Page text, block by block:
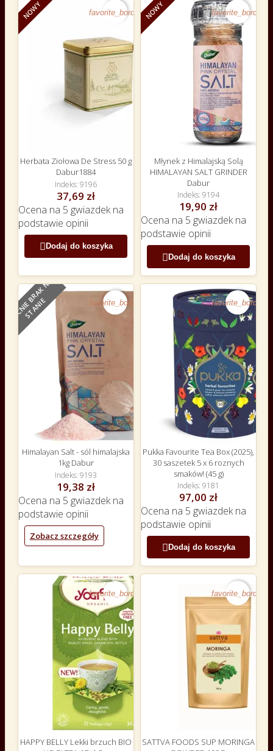
NOWY favorite_border
Herbata Ziołowa De Stress 50 g
Dabur1884
Indeks 9196
37,69 zł
Ocena na 5 gwiazdek na
podstawie opinii
 Dodaj do koszyka
NOWY favorite_border
Młynek z Himalajską Solą
HIMALAYAN SALT GRINDER
Dabur
Indeks 9194
19,90 zł
Ocena na 5 gwiazdek na
podstawie opinii
Dodaj do koszyka
NOWY
O
B
E
C
N
I
E
B
R
A
K
N
A
S
T
A
N
I
E favorite_border
Himalayan Salt - sól himalajska
1kg Dabur
Indeks 9193
19,38 zł
Ocena na 5 gwiazdek na
podstawie opinii
Zobacz szczegóły
favorite_border
Pukka Favourite Tea Box (2025),
30 saszetek 5 x 6 roznych
smaków! (45 g)
Indeks 9181
97,00 zł
Ocena na 5 gwiazdek na
podstawie opinii
 Dodaj do koszyka
favorite_border
HAPPY BELLY Lekki brzuch BIO
favorite_border
SATTVA FOODS SUP MORINGA